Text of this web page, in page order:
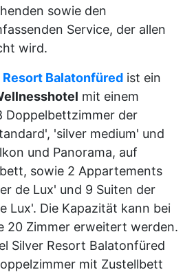
sowie den
Service, der allen
wird.
Balatonfüred ist ein
mit einem
Doppelbettzimmer der
'silver medium' und
und Panorama, auf
sowie 2 Appartements
de Lux' und 9 Suiten der
Lux'. Die Kapazität kann bei
20 Zimmer erweitert werden.
Silver Resort Balatonfüred
mit Zustellbett